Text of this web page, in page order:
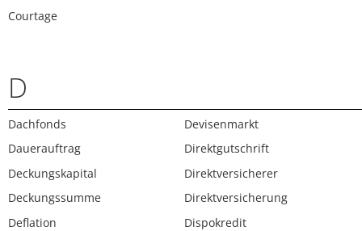
Courtage
D
Dachfonds
Dauerauftrag
Deckungskapital
Deckungssumme
Deflation
Devisenmarkt
Direktgutschrift
Direktversicherer
Direktversicherung
Dispokredit